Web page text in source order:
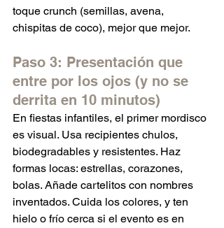
toque crunch (semillas, avena,
chispitas de coco), mejor que mejor.
Paso 3: Presentación que
entre por los ojos (y no se
derrita en 10 minutos)
En fiestas infantiles, el primer mordisco
es visual. Usa recipientes chulos,
biodegradables y resistentes. Haz
formas locas: estrellas, corazones,
bolas. Añade cartelitos con nombres
inventados. Cuida los colores, y ten
hielo o frío cerca si el evento es en